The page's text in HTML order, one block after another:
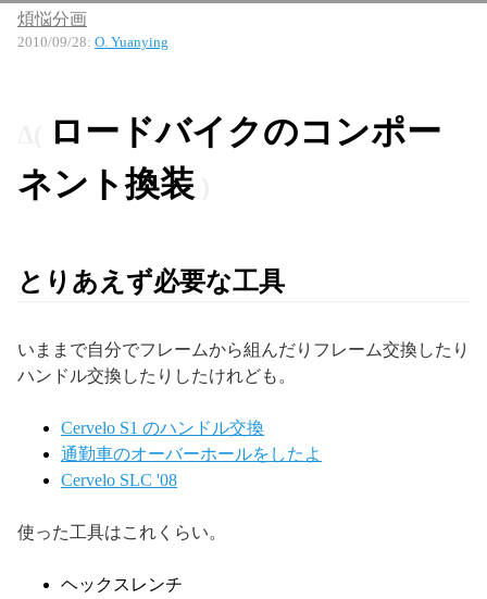
煩悩分画
2010/09/28: O. Yuanying
ロードバイクのコンポー
ネント換装
とりあえず必要な工具
いままで自分でフレームから組んだりフレーム交換したり
ハンドル交換したりしたけれども。
Cervelo S1 のハンドル交換
通勤車のオーバーホールをしたよ
Cervelo SLC '08
使った工具はこれくらい。
ヘックスレンチ